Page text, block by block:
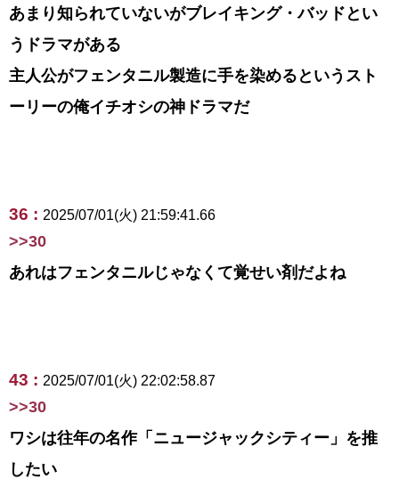
あまり知られていないがブレイキング・バッドとい
うドラマがある
主人公がフェンタニル製造に手を染めるというスト
ーリーの俺イチオシの神ドラマだ
36 : 2025/07/01(火) 21:59:41.66
>>30
あれはフェンタニルじゃなくて覚せい剤だよね
43 : 2025/07/01(火) 22:02:58.87
>>30
ワシは往年の名作「ニュージャックシティー」を推
したい